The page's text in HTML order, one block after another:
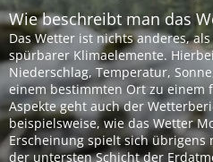
Wie beschreibt man das
Das Wetter ist nichts anderes,
spürbarer Klimaelemente.
Niederschlag, Temperatur,
einem bestimmten Ort zu einem
Aspekte geht auch der
beispielsweise, wie das Wetter
Erscheinung spielt sich übrigens
der untersten Schicht der